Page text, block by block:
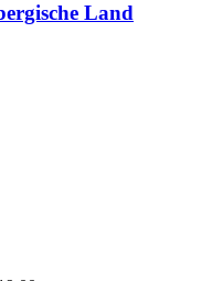
Land